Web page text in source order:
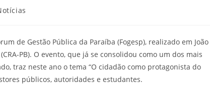
de Gestão Pública da Paraíba (Fogesp), realizado em João
PB). O evento, que já se consolidou como um dos mais
traz neste ano o tema “O cidadão como protagonista do
públicos, autoridades e estudantes.